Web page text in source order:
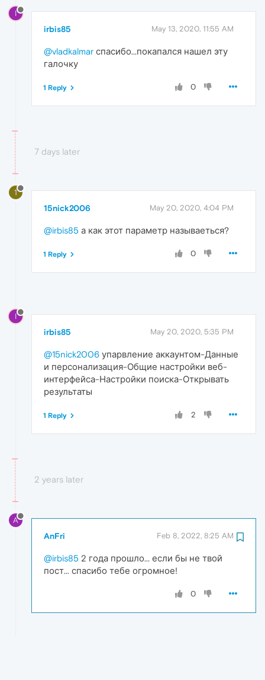
I
irbis85 May 13, 2020, 11:55 AM
@vladkalmar спасибо...покапался нашел эту
галочку
0
1 Reply
7 days later
1
15nick2006 May 20, 2020, 4:04 PM
@irbis85 а как этот параметр называеться?
0
1 Reply
I
irbis85 May 20, 2020, 5:35 PM
@15nick2006 упарвление аккаунтом-Данные
и персонализация-Общие настройки веб-
интерфейса-Настройки поиска-Открывать
результаты
2
1 Reply
2 years later
A
AnFri Feb 8, 2022, 8:25 AM
@irbis85 2 года прошло... если бы не твой
пост... спасибо тебе огромное!
0